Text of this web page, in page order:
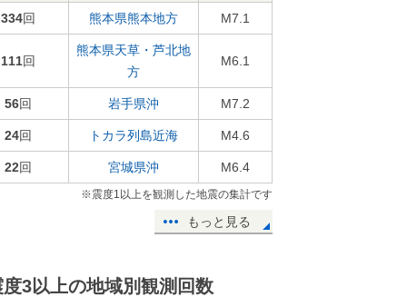
334回 熊本県熊本地方 M7.1
111回
熊本県天草・芦北地
方
M6.1
56回 岩手県沖 M7.2
24回 トカラ列島近海 M4.6
22回 宮城県沖 M6.4
※震度1以上を観測した地震の集計です
もっと見る
度3以上の地域別観測回数